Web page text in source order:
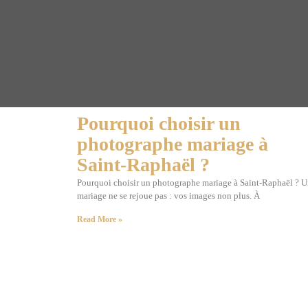
Pourquoi choisir un
photographe mariage à
Saint-Raphaël ?
Pourquoi choisir un photographe mariage à Saint-Raphaël ?
mariage ne se rejoue pas : vos images non plus. À
Read More »